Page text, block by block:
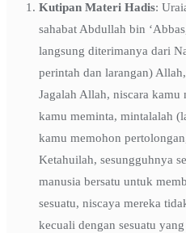
Kutipan Materi Hadis:
sahabat Abdullah bin
langsung diterimanya dari
perintah dan larangan)
Jagalah Allah, niscara kamu
kamu meminta, mintalalah
kamu memohon
Ketahuilah, sesungguhnya
manusia bersatu untuk
sesuatu, niscaya mereka
kecuali dengan sesuatu